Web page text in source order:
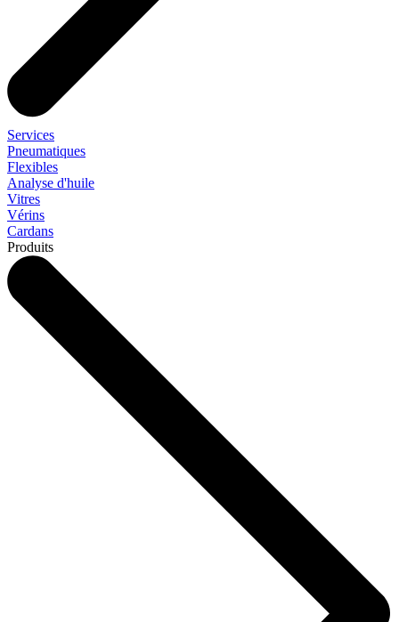
Services
Pneumatiques
Flexibles
Analyse d'huile
Vitres
Vérins
Cardans
Produits